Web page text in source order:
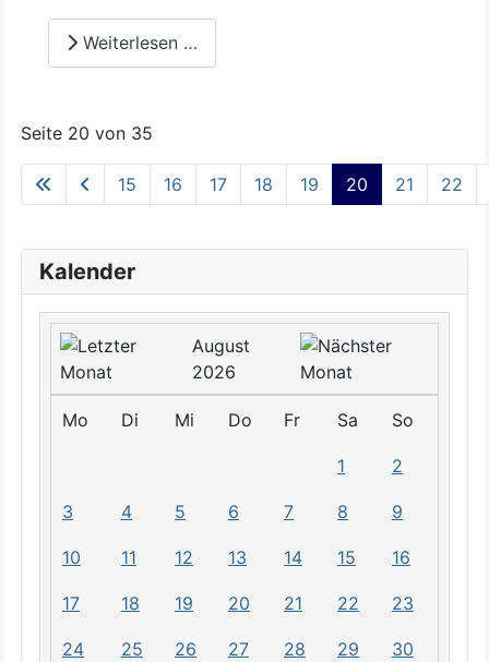
Kalender
August
2026
Mo Di Mi Do Fr Sa So
1 2
3 4 5 6 7 8 9
10 11 12 13 14 15 16
17 18 19 20 21 22 23
24 25 26 27 28 29 30
Weiterlesen …
Seite 20 von 35
15 16 17 18 19 20 21 22